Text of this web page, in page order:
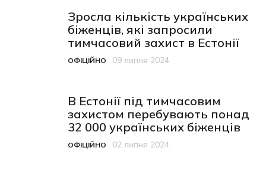
Зросла кількість українських
біженців, які запросили
тимчасовий захист в Естонії
Категорія
ОФІЦІЙНО
Дата публікації
09 липня 2024
В Естонії під тимчасовим
захистом перебувають понад
32 000 українських біженців
Категорія
ОФІЦІЙНО
Дата публікації
02 липня 2024